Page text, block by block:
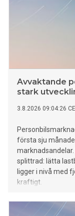
Avvaktande
stark
3.8.2026 09:04:26
första sju
splittrad: lätta
ligger i nivå med
kraftigt.